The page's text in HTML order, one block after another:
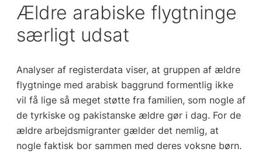
Ældre arabiske flygtninge
særligt udsat
Analyser af registerdata viser, at gruppen af ældre
flygtninge med arabisk baggrund formentlig ikke
vil få lige så meget støtte fra familien, som nogle af
de tyrkiske og pakistanske ældre gør i dag. For de
ældre arbejdsmigranter gælder det nemlig, at
nogle faktisk bor sammen med deres voksne børn.